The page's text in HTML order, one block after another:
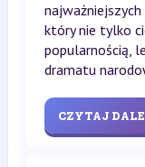
który nie tylko
popularnością,
dramatu
CZYTAJ